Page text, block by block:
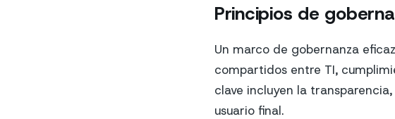
Principios de
Un marco de gobernanza
compartidos entre TI,
clave incluyen la
usuario final.